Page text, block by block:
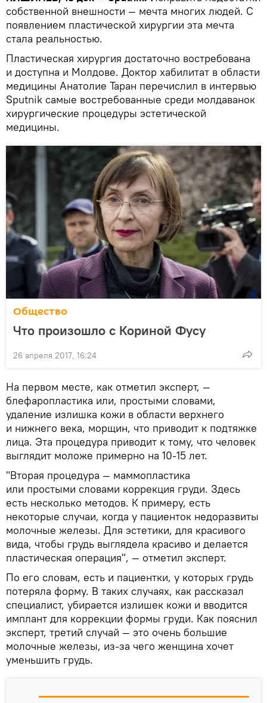
собственной внешности — мечта многих людей. С
появлением пластической хирургии эта мечта
стала реальностью.
Пластическая хирургия достаточно востребована
и доступна и Молдове. Доктор хабилитат в области
медицины Анатолие Таран перечислил в интервью
Sputnik самые востребованные среди молдаванок
хирургические процедуры эстетической
медицины.
Общество
Что произошло с Кориной Фусу
26 апреля 2017, 16:24
На первом месте, как отметил эксперт, —
блефаропластика или, простыми словами,
удаление излишка кожи в области верхнего
и нижнего века, морщин, что приводит к подтяжке
лица. Эта процедура приводит к тому, что человек
выглядит моложе примерно на 10-15 лет.
"Вторая процедура — маммопластика
или простыми словами коррекция груди. Здесь
есть несколько методов. К примеру, есть
некоторые случаи, когда у пациенток недоразвиты
молочные железы. Для эстетики, для красивого
вида, чтобы грудь выглядела красиво и делается
пластическая операция", — отметил эксперт.
По его словам, есть и пациентки, у которых грудь
потеряла форму. В таких случаях, как рассказал
специалист, убирается излишек кожи и вводится
имплант для коррекции формы груди. Как пояснил
эксперт, третий случай — это очень большие
молочные железы, из-за чего женщина хочет
уменьшить грудь.